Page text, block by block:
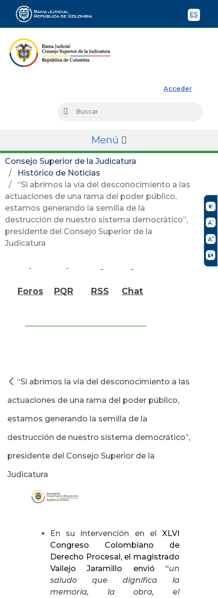
ES
Acceder
Buscar
Menú
Consejo Superior de la Judicatura
Histórico de Noticias
“Si abrimos la vía del desconocimiento a las
actuaciones de una rama del poder público,
estamos generando la semilla de la
destrucción de nuestro sistema democrático”,
presidente del Consejo Superior de la
Judicatura
Foros PQR RSS Chat
“Si abrimos la vía del desconocimiento a las
actuaciones de una rama del poder público,
estamos generando la semilla de la
destrucción de nuestro sistema democrático”,
presidente del Consejo Superior de la
Judicatura
En su intervención en el XLVI
Congreso Colombiano de
Derecho Procesal, el magistrado
Vallejo Jaramillo envió “un
saludo que dignifica la
memoria, la obra, el